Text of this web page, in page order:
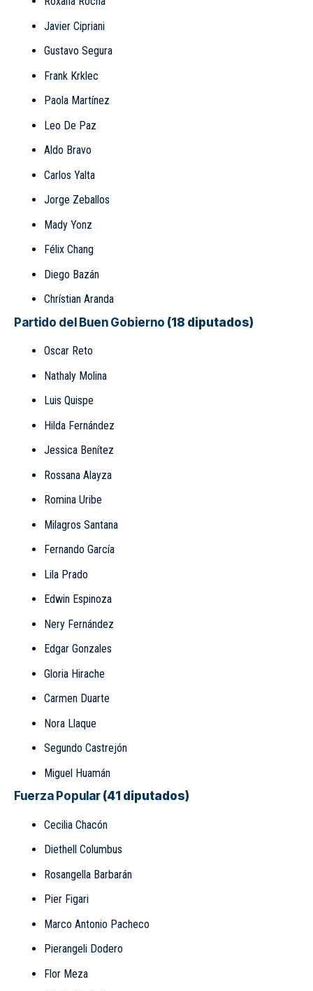
Javier Cipriani
Gustavo Segura
Frank Krklec
Paola Martínez
Leo De Paz
Aldo Bravo
Carlos Yalta
Jorge Zeballos
Mady Yonz
Félix Chang
Diego Bazán
Chrístian Aranda
Partido del Buen Gobierno (18 diputados)
Oscar Reto
Nathaly Molina
Luis Quispe
Hilda Fernández
Jessica Benítez
Rossana Alayza
Romina Uribe
Milagros Santana
Fernando García
Lila Prado
Edwin Espinoza
Nery Fernández
Edgar Gonzales
Gloria Hirache
Carmen Duarte
Nora Llaque
Segundo Castrejón
Miguel Huamán
Fuerza Popular (41 diputados)
Cecilia Chacón
Diethell Columbus
Rosangella Barbarán
Pier Figari
Marco Antonio Pacheco
Pierangeli Dodero
Flor Meza